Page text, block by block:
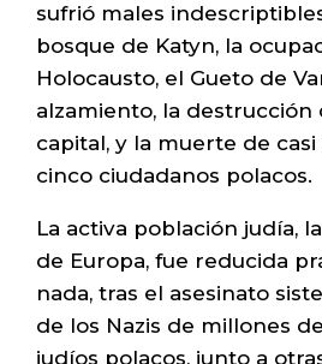
sufrió males
bosque de Katyn, la
Holocausto, el Gueto de
alzamiento, la destrucción
capital, y la muerte de
cinco ciudadanos polacos.
La activa población judía,
de Europa, fue reducida
nada, tras el asesinato
de los Nazis de millones
judíos polacos, junto a